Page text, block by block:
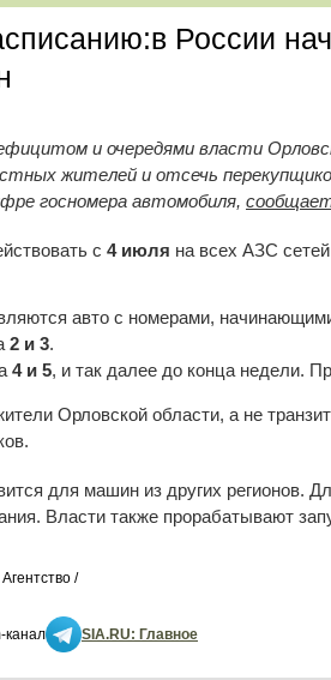
России
и очередями власти
жителей и отсечь
госномера автомобиля,
с 4 июля на всех АЗС
авто с номерами,
2 и 3.
4 и 5, и так далее до конца недели.
Орловской области, а не
для машин из других регионов.
Власти также прорабатывают
/
канал SIA.RU: Главное